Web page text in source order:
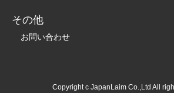
その他
お問い合わせ
Copyright c JapanLaim Co.,Ltd All